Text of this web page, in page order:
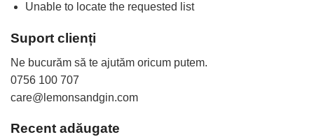
Unable to locate the requested list
Suport clienți
Ne bucurăm să te ajutăm oricum putem.
0756 100 707
care@lemonsandgin.com
Recent adăugate